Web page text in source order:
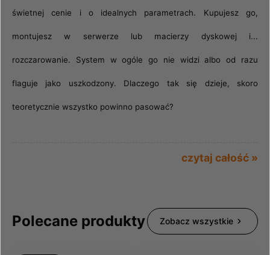
świetnej cenie i o idealnych parametrach. Kupujesz go,
montujesz w serwerze lub macierzy dyskowej i...
rozczarowanie. System w ogóle go nie widzi albo od razu
flaguje jako uszkodzony. Dlaczego tak się dzieje, skoro
teoretycznie wszystko powinno pasować?
czytaj całość »
Polecane produkty Zobacz wszystkie